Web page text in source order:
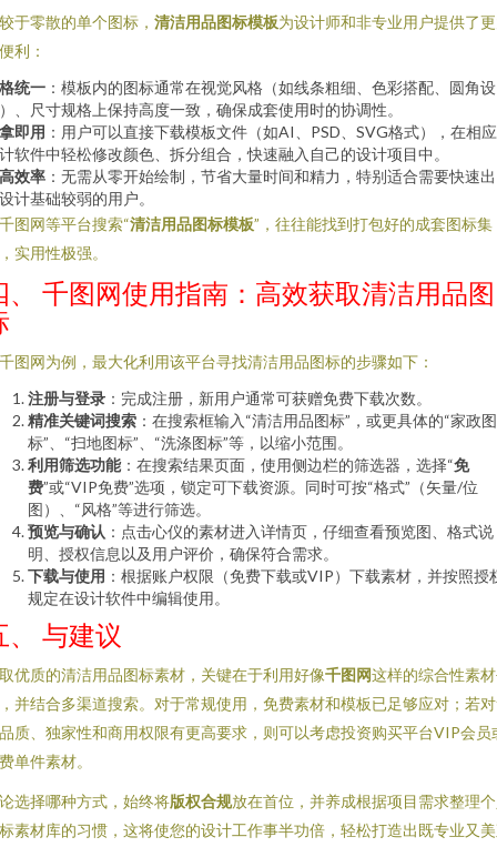
于零散的单个图标， 清洁用品图标模板为设计师和非专业用户提供了
利：
统一 ：模板内的图标通常在视觉风格（如线条粗细、色彩搭配、圆角设
、尺寸规格上保持高度一致，确保成套使用时的协调性。
即用 ：用户可以直接下载模板文件（如AI、PSD、SVG格式），在相
软件中轻松修改颜色、拆分组合，快速融入自己的设计项目中。
效率 ：无需从零开始绘制，节省大量时间和精力，特别适合需要快速
计基础较弱的用户。
图网等平台搜索“清洁用品图标模板”，往往能找到打包好的成套图标集
实用性极强。
、 千图网使用指南：高效获取清洁用品图
图网为例，最大化利用该平台寻找清洁用品图标的步骤如下：
注册与登录 ：完成注册，新用户通常可获赠免费下载次数。
精准关键词搜索 ：在搜索框输入“清洁用品图标”，或更具体的“家政图
标”、“扫地图标”、“洗涤图标”等，以缩小范围。
利用筛选功能：在搜索结果页面，使用侧边栏的筛选器，选择“免
费”或“VIP免费”选项，锁定可下载资源。同时可按“格式”（矢量/位
图）、“风格”等进行筛选。
预览与确认 ：点击心仪的素材进入详情页，仔细查看预览图、格式说
明、授权信息以及用户评价，确保符合需求。
下载与使用 ：根据账户权限（免费下载或VIP）下载素材，并按照授
规定在设计软件中编辑使用。
、 与建议
优质的清洁用品图标素材，关键在于利用好像千图网这样的综合性素
并结合多渠道搜索。对于常规使用，免费素材和模板已足够应对；若
质、独家性和商用权限有更高要求，则可以考虑投资购买平台VIP会员
单件素材。
选择哪种方式，始终将版权合规放在首位，并养成根据项目需求整理
素材库的习惯，这将使您的设计工作事半功倍，轻松打造出既专业又